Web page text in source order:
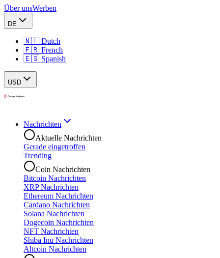
Über unsWerben
DE
🇳🇱 Dutch
🇫🇷 French
🇪🇸 Spanish
USD
Nachrichten
Aktuelle Nachrichten
Gerade eingetroffen
Trending
Coin Nachrichten
Bitcoin Nachrichten
XRP Nachrichten
Ethereum Nachrichten
Cardano Nachrichten
Solana Nachrichten
Dogecoin Nachrichten
NFT Nachrichten
Shiba Inu Nachrichten
Altcoin Nachrichten